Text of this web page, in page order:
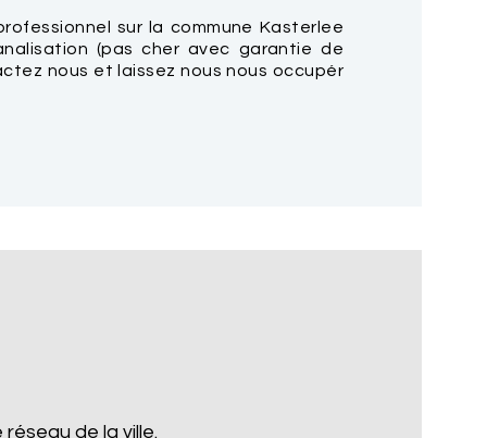
sur la commune Kasterlee
(pas cher avec garantie de
nous et laissez nous nous occupér
de la ville.